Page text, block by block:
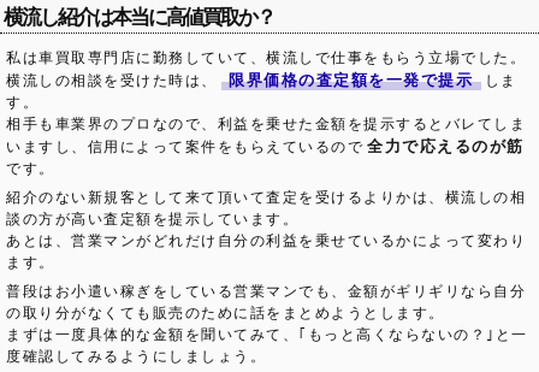
横流し紹介は本当に高値買取か？
私は車買取専門店に勤務していて、横流しで仕事をもらう立場でした。
横流しの相談を受けた時は、
限界価格の査定額を一発で提示
しま
す。
相手も車業界のプロなので、利益を乗せた金額を提示するとバレてしま
いますし、信用によって案件をもらえているので 全力で応えるのが筋
です。
紹介のない新規客として来て頂いて査定を受けるよりかは、横流しの相
談の方が高い査定額を提示しています。
あとは、営業マンがどれだけ自分の利益を乗せているかによって変わり
ます。
普段はお小遣い稼ぎをしている営業マンでも、金額がギリギリなら自分
の取り分がなくても販売のために話をまとめようとします。
まずは一度具体的な金額を聞いてみて、｢もっと高くならないの？｣と一
度確認してみるようにしましょう。